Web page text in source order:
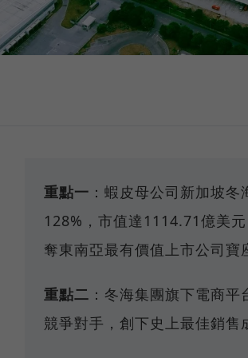
重點一 ：蝦皮母公司新加坡
128%，市值達1114.71億美
奪東南亞最有價值上市公司寶
重點二 ：冬海集團旗下電商
競爭對手，創下史上最佳銷售